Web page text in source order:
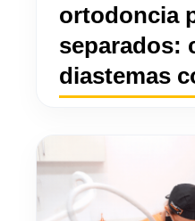
ortodoncia
separados:
diastemas